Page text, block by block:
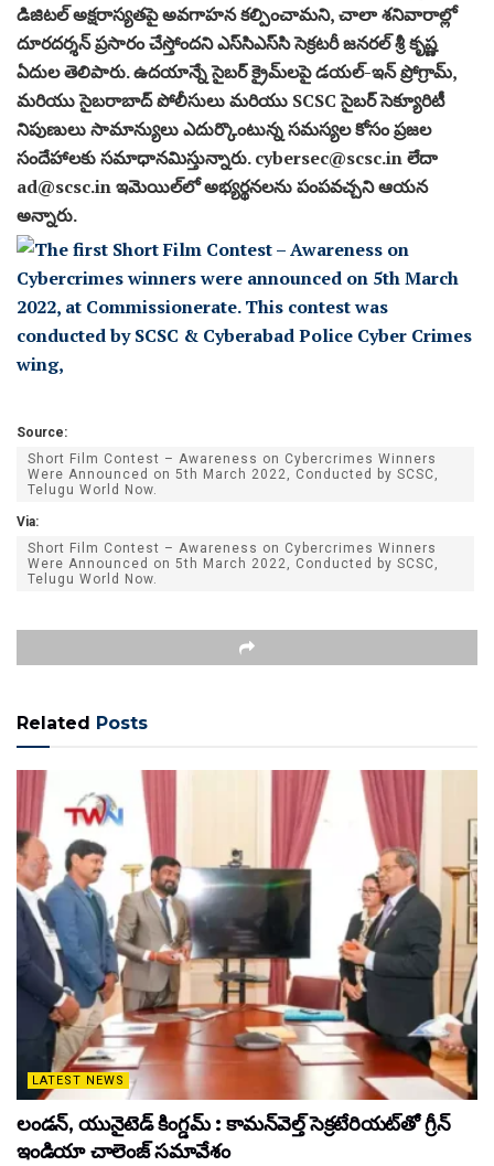
డిజిటల్ అక్షరాస్యతపై అవగాహన కల్పించామని, చాలా శనివారాల్లో
దూరదర్శన్ ప్రసారం చేస్తోందని ఎస్‌సిఎస్‌సి సెక్రటరీ జనరల్ శ్రీ కృష్ణ
ఏదుల తెలిపారు. ఉదయాన్నే సైబర్ క్రైమ్‌లపై డయల్-ఇన్ ప్రోగ్రామ్,
మరియు సైబరాబాద్ పోలీసులు మరియు SCSC సైబర్ సెక్యూరిటీ
నిపుణులు సామాన్యులు ఎదుర్కొంటున్న సమస్యల కోసం ప్రజల
సందేహాలకు సమాధానమిస్తున్నారు. cybersec@scsc.in లేదా
ad@scsc.in ఇమెయిల్‌లో అభ్యర్థనలను పంపవచ్చని ఆయన
అన్నారు.
Source:
Short Film Contest – Awareness on Cybercrimes Winners
Were Announced on 5th March 2022, Conducted by SCSC,
Telugu World Now.
Via:
Short Film Contest – Awareness on Cybercrimes Winners
Were Announced on 5th March 2022, Conducted by SCSC,
Telugu World Now.
Related Posts
LATEST NEWS
లండన్, యునైటెడ్ కింగ్డమ్ : కామన్‌వెల్త్ సెక్రటేరియట్‌తో గ్రీన్
ఇండియా చాలెంజ్ సమావేశం